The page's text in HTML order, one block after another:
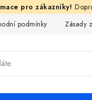
podmínky Zásady